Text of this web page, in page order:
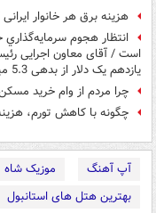
هزینه برق هر خانوار
انتظار هجوم سرمايه‌گذاري
است / آقای معاون اجرایی
یازدهم یک دلار از بدهی 5.3 میلیارد دلاری خود را پرداخت نکرده است
چرا مردم از وام خرید
چگونه با كاهش تورم، هزينه هاي جاري
آپ آهنگ موزیک شاه
بهترین هتل های استانبول